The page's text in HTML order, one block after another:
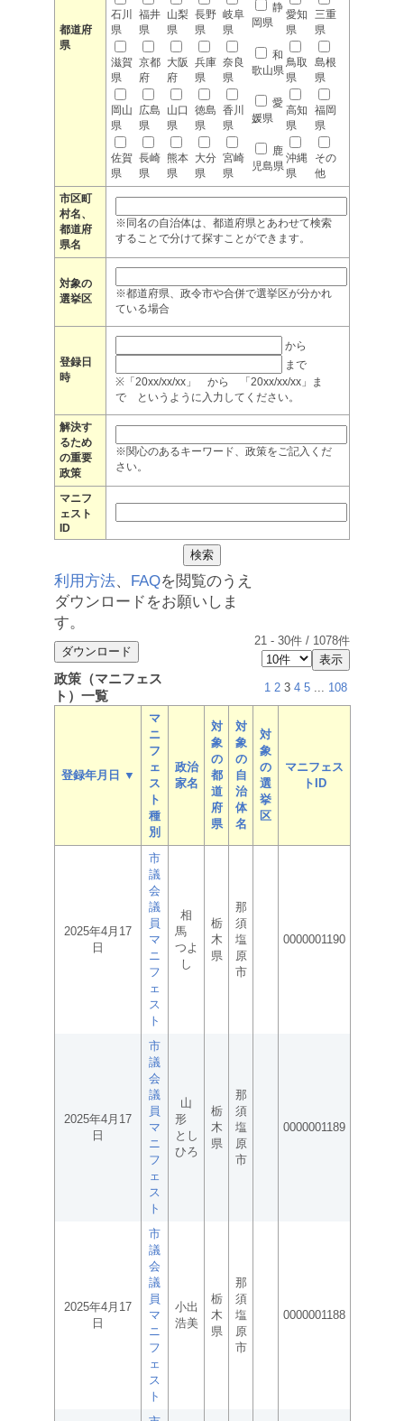
都道府
県
石川
県
福井
県
山梨
県
長野
県
岐阜
県
静
岡県
愛知
県
三重
県
滋賀
県
京都
府
大阪
府
兵庫
県
奈良
県
和
歌山県
鳥取
県
島根
県
岡山
県
広島
県
山口
県
徳島
県
香川
県
愛
媛県
高知
県
福岡
県
佐賀
県
長崎
県
熊本
県
大分
県
宮崎
県
鹿
児島県
沖縄
県
その
他
市区町
村名、
都道府
県名
※同名の自治体は、都道府県とあわせて検索
することで分けて探すことができます。
対象の
選挙区
※都道府県、政令市や合併で選挙区が分かれ
ている場合
登録日
時
から
まで
※「20xx/xx/xx」 から 「20xx/xx/xx」ま
で というように入力してください。
解決す
るため
の重要
政策
※関心のあるキーワード、政策をご記入くだ
さい。
マニフ
ェスト
ID
利用方法、 FAQを閲覧のうえ
ダウンロードをお願いしま
す。
21 - 30件 / 1078件
政策（マニフェス
ト）一覧
1 2 3 4 5 ... 108
登録年月日 ▼
マ
ニ
フ
ェ
ス
ト
種
別
政治
家名
対
象
の
都
道
府
県
対
象
の
自
治
体
名
対
象
の
選
挙
区
マニフェス
トID
2025年4月17
日
市
議
会
議
員
マ
ニ
フ
ェ
ス
ト
相
馬
つよ
し
栃
木
県
那
須
塩
原
市
0000001190
2025年4月17
日
市
議
会
議
員
マ
ニ
フ
ェ
ス
ト
山
形
とし
ひろ
栃
木
県
那
須
塩
原
市
0000001189
2025年4月17
日
市
議
会
議
員
マ
ニ
フ
ェ
ス
ト
小出
浩美
栃
木
県
那
須
塩
原
市
0000001188